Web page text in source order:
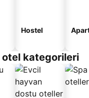
Hostel
kategorileri